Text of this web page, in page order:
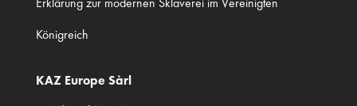
Königreich
KAZ Europe Sàrl